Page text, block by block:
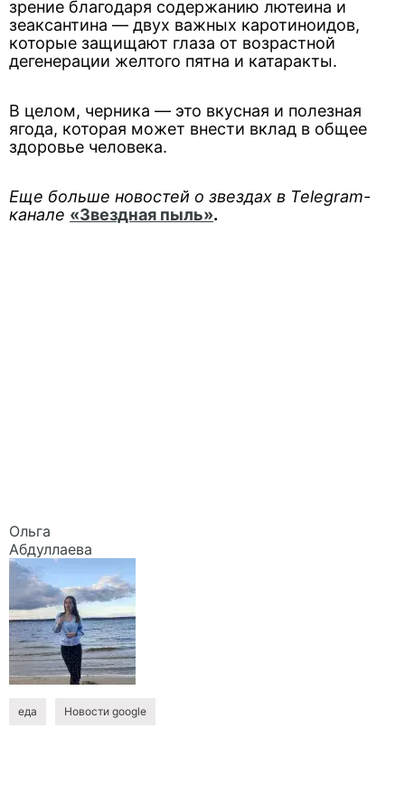
зрение благодаря содержанию лютеина и
зеаксантина — двух важных каротиноидов,
которые защищают глаза от возрастной
дегенерации желтого пятна и катаракты.
В целом, черника — это вкусная и полезная
ягода, которая может внести вклад в общее
здоровье человека.
Еще больше новостей о звездах в Telegram-
канале «Звездная пыль».
Ольга
Абдуллаева
еда Новости google